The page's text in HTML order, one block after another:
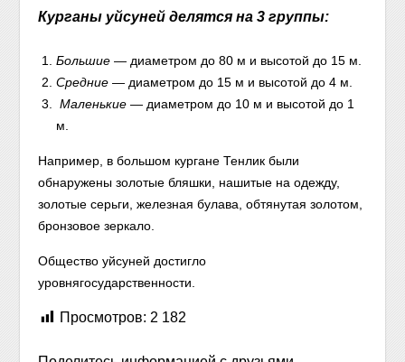
Курганы уйсуней делятся на 3 группы:
Большие— диаметром до 80 м и высотой до 15 м.
Средние— диаметром до 15 м и высотой до 4 м.
Маленькие— диаметром до 10 м и высотой до 1
м.
Например, в большом кургане Тенлик были
обнаружены золотые бляшки, нашитые на одежду,
золотые серьги, железная булава, обтянутая золотом,
бронзовое зеркало.
Общество уйсуней достигло
уровнягосударственности.
Просмотров: 2 182